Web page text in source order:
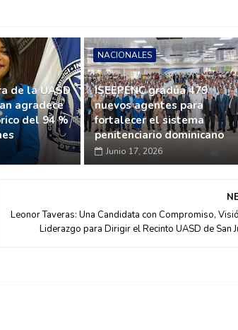
de la UASD
agradece
del 94 %
NACIONALES
ISEEPENC gradúa 479
nuevos agentes para
fortalecer el sistema
penitenciario dominicano
Junio 17, 2026
Leonor Taveras: Una Candidata con Compromiso,
Liderazgo para Dirigir el Recinto UASD de San